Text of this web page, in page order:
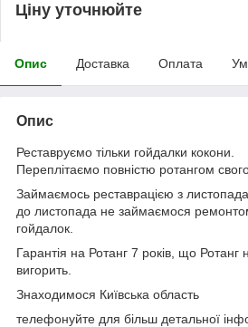
Ціну уточнюйте
Опис Доставка Оплата
Опис
Реставруємо тільки гойдалки кокони.
Переплітаємо повністю ротангом
Займаємось реставрацією з
до листопада не займаємося
гойдалок.
Гарантія на Ротанг 7 років, що Ротанг
вигорить.
Знаходимося Київська область
телефонуйте для більш детальної